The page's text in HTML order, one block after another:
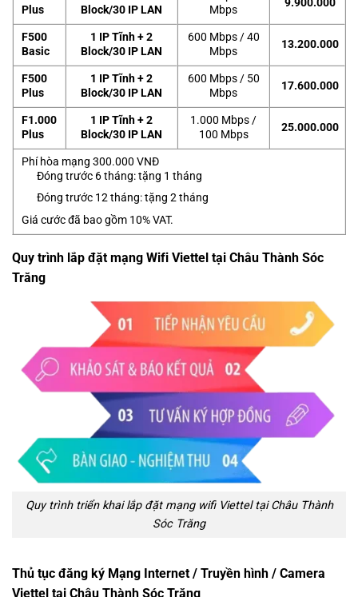
Plus
Block/30 IP LAN
Mbps
9.900.000
F500
Basic
1 IP Tĩnh + 2
Block/30 IP LAN
600 Mbps / 40
Mbps
13.200.000
F500
Plus
1 IP Tĩnh + 2
Block/30 IP LAN
600 Mbps / 50
Mbps
17.600.000
F1.000
Plus
1 IP Tĩnh + 2
Block/30 IP LAN
1.000 Mbps /
100 Mbps
25.000.000
Phí hòa mạng 300.000 VNĐ
Đóng trước 6 tháng: tặng 1 tháng
Đóng trước 12 tháng: tặng 2 tháng
Giá cước đã bao gồm 10% VAT.
Quy trình lắp đặt mạng Wifi Viettel tại Châu Thành Sóc
Trăng
Quy trình triển khai lắp đặt mạng wifi Viettel tại Châu Thành
Sóc Trăng
Thủ tục đăng ký Mạng Internet / Truyền hình / Camera
Viettel tại Châu Thành Sóc Trăng